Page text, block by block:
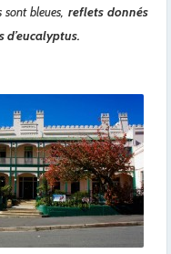
sont bleues, reflets donnés
d’eucalyptus.